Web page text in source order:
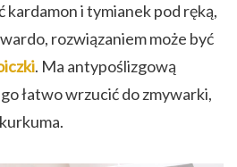
kardamon i tymianek pod ręką,
rozwiązaniem może być
. Ma antypoślizgową
łatwo wrzucić do zmywarki,